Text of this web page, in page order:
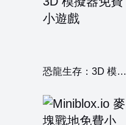
恐龍生存：3D 模擬器